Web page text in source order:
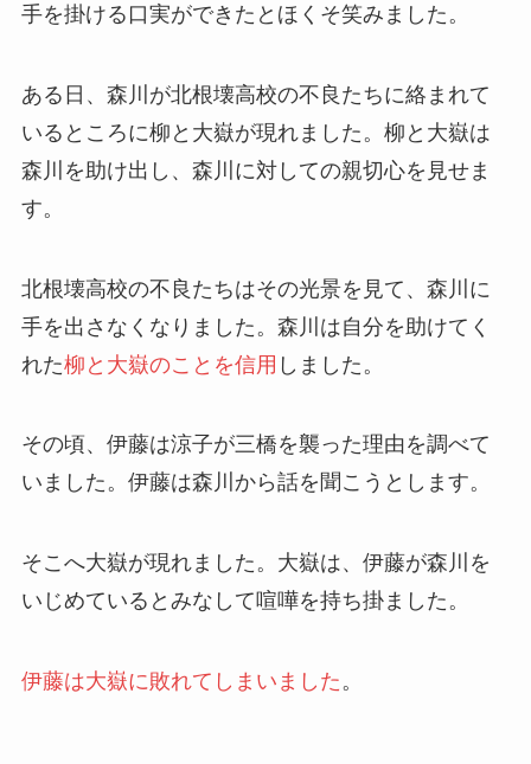
手を掛ける口実ができたとほくそ笑みました。
ある日、森川が北根壊高校の不良たちに絡まれて
いるところに柳と大嶽が現れました。柳と大嶽は
森川を助け出し、森川に対しての親切心を見せま
す。
北根壊高校の不良たちはその光景を見て、森川に
手を出さなくなりました。森川は自分を助けてく
れた柳と大嶽のことを信用 しました。
その頃、伊藤は涼子が三橋を襲った理由を調べて
いました。伊藤は森川から話を聞こうとします。
そこへ大嶽が現れました。大嶽は、伊藤が森川を
いじめているとみなして喧嘩を持ち掛ました。
伊藤は大嶽に敗れてしまいました。